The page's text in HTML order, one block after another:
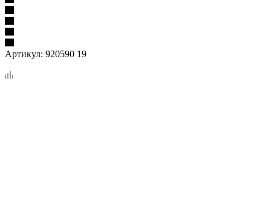
Артикул: 920590 19